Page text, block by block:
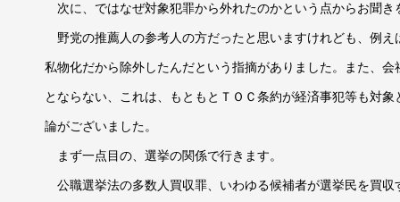
次に、ではなぜ対象犯罪から外れたのかという点からお聞き
野党の推薦人の参考人の方だったと思いますけれども、例
私物化だから除外したんだという指摘がありました。また、
とならない、これは、もともとＴＯＣ条約が経済事犯等も対
論がございました。
まず一点目の、選挙の関係で行きます。
公職選挙法の多数人買収罪、いわゆる候補者が選挙民を買